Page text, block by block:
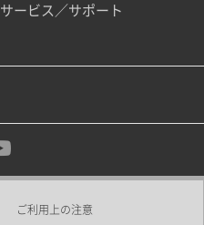
サービス／サポート
ご利用上の注意